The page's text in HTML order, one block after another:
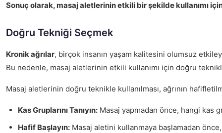
Sonuç olarak, masaj aletlerinin etkili bir şekilde kullanımı
Doğru Tekniği Seçmek
Kronik ağrılar, birçok insanın yaşam kalitesini olumsuz
Bu nedenle, masaj aletlerinin etkili kullanımı için doğru
Masaj aletlerinin doğru teknikle kullanılması, ağrının
Kas Gruplarını Tanıyın: Masaj yapmadan önce, hangi kas
Hafif Başlayın: Masaj aletini kullanmaya başlamadan